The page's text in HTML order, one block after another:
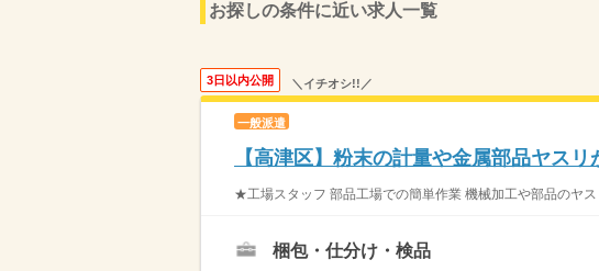
お探しの条件に近い求人一覧
3日以内公開 ＼イチオシ!!／
一般派遣
【高津区】粉末の計量や金属部品ヤス
★工場スタッフ 部品工場での簡単作業 機械加工や部品のヤ
梱包・仕分け・検品